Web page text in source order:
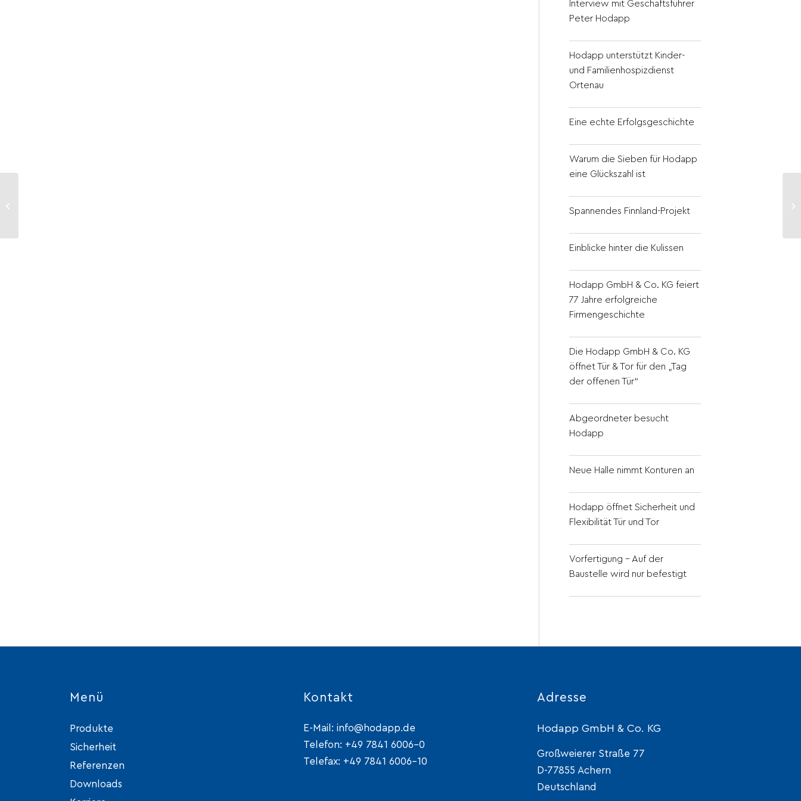
Interview mit Geschäftsführer
Peter Hodapp
Hodapp unterstützt Kinder-
und Familienhospizdienst
Ortenau
Eine echte Erfolgsgeschichte
Warum die Sieben für Hodapp
eine Glückszahl ist
Spannendes Finnland-Projekt
Einblicke hinter die Kulissen
Hodapp GmbH & Co. KG feiert
77 Jahre erfolgreiche
Firmengeschichte
Die Hodapp GmbH & Co. KG
öffnet Tür & Tor für den „Tag
der offenen Tür“
Abgeordneter besucht
Hodapp
Neue Halle nimmt Konturen an
Hodapp öffnet Sicherheit und
Flexibilität Tür und Tor
Vorfertigung – Auf der
Baustelle wird nur befestigt
Menü
Produkte
Sicherheit
Referenzen
Downloads
Kontakt
E-Mail:info@hodapp.de
Telefon: +49 7841 6006-0
Telefax: +49 7841 6006-10
Adresse
Hodapp GmbH & Co. KG
Großweierer Straße 77
D-77855 Achern
Deutschland